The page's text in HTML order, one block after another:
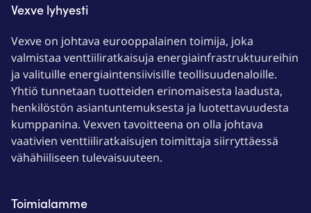
Vexve lyhyesti
Vexve on johtava eurooppalainen toimija, joka
valmistaa venttiiliratkaisuja energiainfrastruktuureihin
ja valituille energiaintensiivisille teollisuudenaloille.
Yhtiö tunnetaan tuotteiden erinomaisesta laadusta,
henkilöstön asiantuntemuksesta ja luotettavuudesta
kumppanina. Vexven tavoitteena on olla johtava
vaativien venttiiliratkaisujen toimittaja siirryttäessä
vähähiiliseen tulevaisuuteen.
Toimialamme